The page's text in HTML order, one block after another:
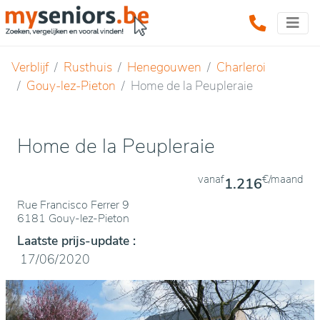
Verblijf Rusthuis Henegouwen
Charleroi
Gouy-lez-Pieton
Home de la Peupleraie
Home de la Peupleraie
Rue Francisco Ferrer 9
6181 Gouy-lez-Pieton
vanaf1.216€/maand
Laatste prijs-update :
17/06/2020